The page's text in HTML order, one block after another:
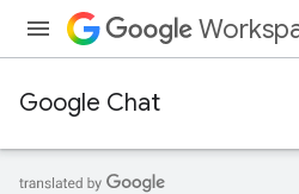
Google Chat